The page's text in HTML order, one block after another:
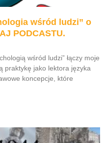
wśród ludzi” o
PODCASTU.
wśród ludzi” łączy moje
praktykę jako lektora języka
koncepcje, które